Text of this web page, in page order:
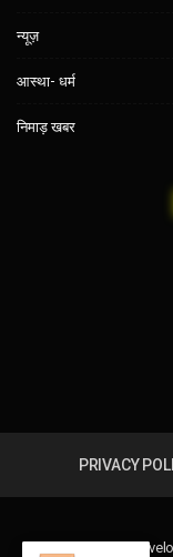
न्यूज़
आस्था- धर्म
निमाड़ खबर
PRIVACY
Design &